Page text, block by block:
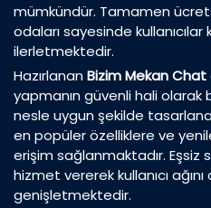
mümkündür. Tamamen
odaları sayesinde
ilerletmektedir.
HazırlananBizim Mekan Chat
yapmanın güvenli hali olarak
nesle uygun şekilde
en popüler özelliklere ve
erişim sağlanmaktadır. Eşsiz
hizmet vererek kullanıcı
genişletmektedir.